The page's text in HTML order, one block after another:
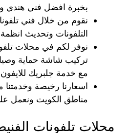
بخبرة افضل فني هندي
نقوم من خلال فني
التلفونات وتحديث
نوفر لكم في محلات
تركيب شاشة حماية
مع خدمة جلبريك للايفون
اسعارنا رخيصة
مناطق الكويت ونعمل على
محلات تلفونات